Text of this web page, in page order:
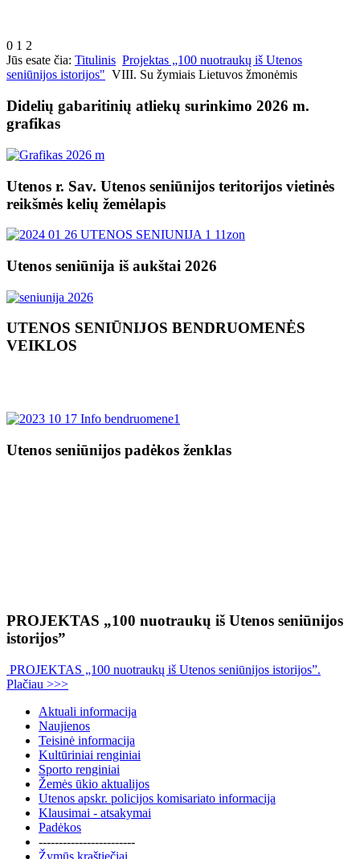
0 1 2
Jūs esate čia: Titulinis Projektas „100 nuotraukų iš Utenos
seniūnijos istorijos" VIII. Su žymiais Lietuvos žmonėmis
Didelių gabaritinių atliekų surinkimo 2026 m.
grafikas
Utenos r. Sav. Utenos seniūnijos teritorijos vietinės
reikšmės kelių žemėlapis
Utenos seniūnija iš aukštai 2026
UTENOS SENIŪNIJOS BENDRUOMENĖS
VEIKLOS
Utenos seniūnijos padėkos ženklas
PROJEKTAS „100 nuotraukų iš Utenos seniūnijos
istorijos”
PROJEKTAS „100 nuotraukų iš Utenos seniūnijos istorijos”.
Plačiau >>>
Aktuali informacija
Naujienos
Teisinė informacija
Kultūriniai renginiai
Sporto renginiai
Žemės ūkio aktualijos
Utenos apskr. policijos komisariato informacija
Klausimai - atsakymai
Padėkos
------------------------
Žymūs kraštiečiai